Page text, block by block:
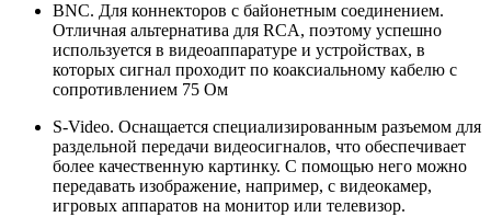
BNC. Для коннекторов с байонетным соединением.
Отличная альтернатива для RCA, поэтому успешно
используется в видеоаппаратуре и устройствах, в
которых сигнал проходит по коаксиальному кабелю с
сопротивлением 75 Ом
S-Video. Оснащается специализированным разъемом для
раздельной передачи видеосигналов, что обеспечивает
более качественную картинку. С помощью него можно
передавать изображение, например, с видеокамер,
игровых аппаратов на монитор или телевизор.